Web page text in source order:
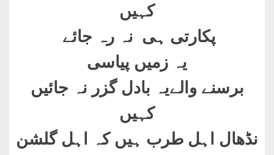
کہیں
پکارتی ہی نہ رہ جائے
یہ زمیں پیاسی
برسنے والےیہ بادل گزر نہ جائیں
کہیں
نڈھال اہل طرب ہیں کہ اہل گلشن